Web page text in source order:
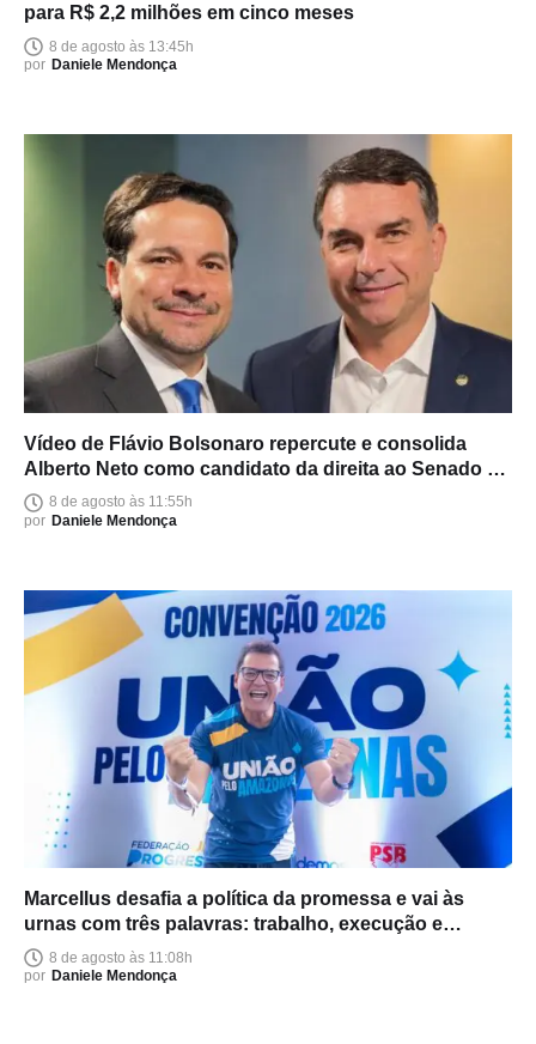
para R$ 2,2 milhões em cinco meses
8 de agosto às 13:45h
por Daniele Mendonça
Vídeo de Flávio Bolsonaro repercute e consolida
Alberto Neto como candidato da direita ao Senado no
Amazonas
8 de agosto às 11:55h
por Daniele Mendonça
Marcellus desafia a política da promessa e vai às
urnas com três palavras: trabalho, execução e
entrega
8 de agosto às 11:08h
por Daniele Mendonça